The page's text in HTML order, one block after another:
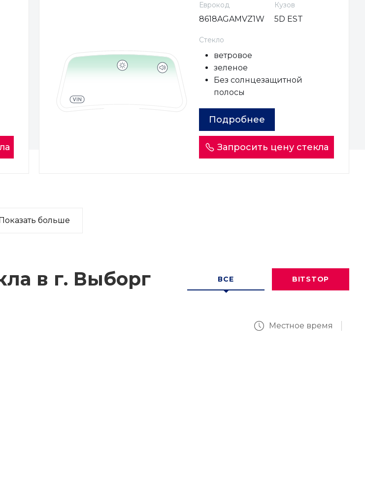
Еврокод
8618AGAMVZ1W
Кузов
5D EST
Стекло
ветровое
зеленое
Без солнцезащитной
полосы
Подробнее
Запросить цену стекла
больше
в г. Выборг ВСЕ BITSTOP
Местное время